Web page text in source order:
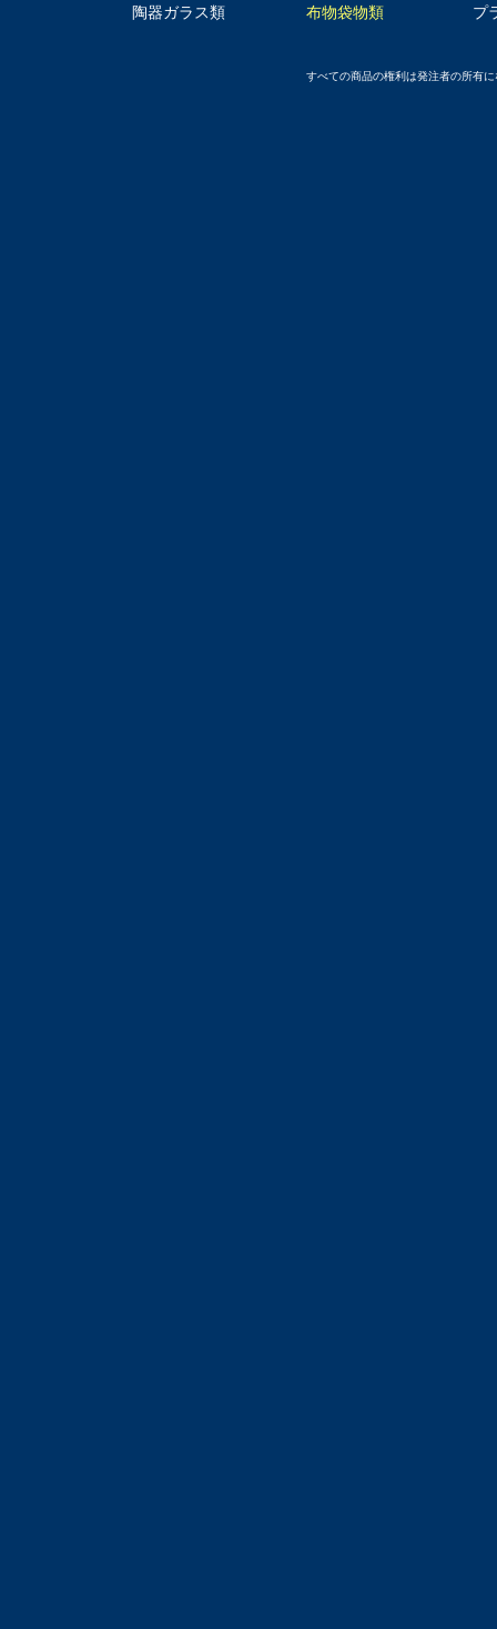
陶器ガラス類 布物袋物類 プ
すべての商品の権利は発注者の所有